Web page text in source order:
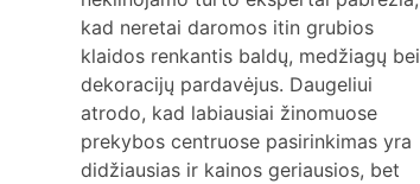
kad neretai daromos itin grubios
klaidos renkantis baldų, medžiagų bei
dekoracijų pardavėjus. Daugeliui
atrodo, kad labiausiai žinomuose
prekybos centruose pasirinkimas yra
didžiausias ir kainos geriausios, bet